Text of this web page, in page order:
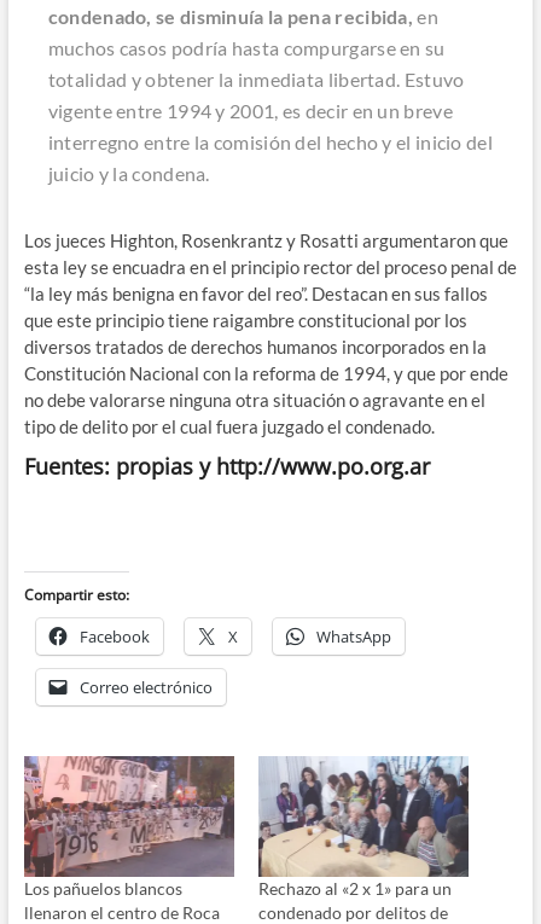
condenado, se disminuía la pena recibida, en
muchos casos podría hasta compurgarse en su
totalidad y obtener la inmediata libertad. Estuvo
vigente entre 1994 y 2001, es decir en un breve
interregno entre la comisión del hecho y el inicio del
juicio y la condena.
Los jueces Highton, Rosenkrantz y Rosatti argumentaron que
esta ley se encuadra en el principio rector del proceso penal de
“la ley más benigna en favor del reo”. Destacan en sus fallos
que este principio tiene raigambre constitucional por los
diversos tratados de derechos humanos incorporados en la
Constitución Nacional con la reforma de 1994, y que por ende
no debe valorarse ninguna otra situación o agravante en el
tipo de delito por el cual fuera juzgado el condenado.
Fuentes: propias y http://www.po.org.ar
Compartir esto:
Facebook X WhatsApp
Correo electrónico
Los pañuelos blancos
llenaron el centro de Roca
Rechazo al «2 x 1» para un
condenado por delitos de